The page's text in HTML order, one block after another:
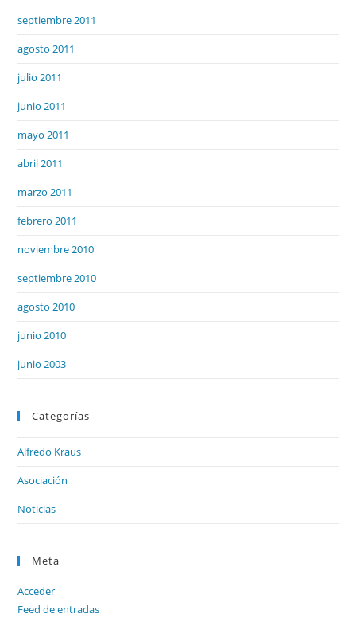
septiembre 2011
agosto 2011
julio 2011
junio 2011
mayo 2011
abril 2011
marzo 2011
febrero 2011
noviembre 2010
septiembre 2010
agosto 2010
junio 2010
junio 2003
Categorías
Alfredo Kraus
Asociación
Noticias
Meta
Acceder
Feed de entradas